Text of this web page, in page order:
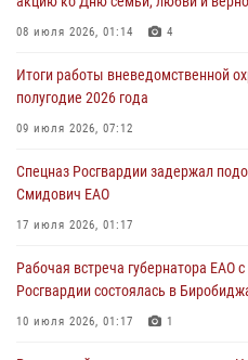
Правила приобретения нарезного
30 июля 2026, 01:21
Росгвардейцы задержали
29 июля 2026, 01:05
08 июля 2026, 01:14 4
Итоги работы вневедомственной
полугодие 2026 года
09 июля 2026, 07:12
Спецназ Росгвардии задержал
Смидович ЕАО
17 июля 2026, 01:17
Рабочая встреча губернатора ЕАО
Росгвардии состоялась в
10 июля 2026, 01:17 1